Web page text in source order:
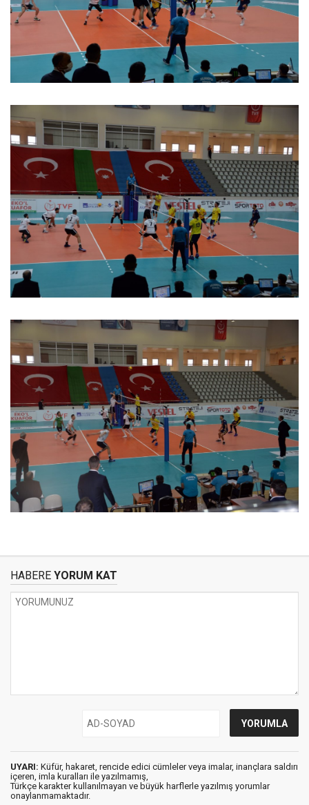
HABERE YORUM KAT
UYARI: Küfür, hakaret, rencide edici cümleler veya imalar, inançlara saldırı
içeren, imla kuralları ile yazılmamış,
Türkçe karakter kullanılmayan ve büyük harflerle yazılmış yorumlar
onaylanmamaktadır.